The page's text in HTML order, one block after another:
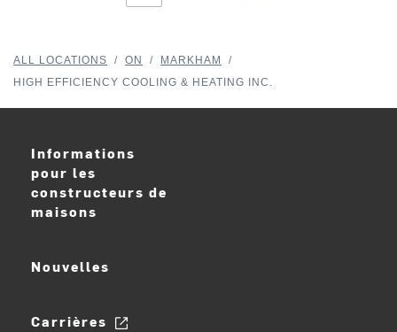
ALL LOCATIONS / ON / MARKHAM
/
HIGH EFFICIENCY COOLING & HEATING INC.
Informations
pour les
constructeurs de
maisons
Nouvelles
Carrières